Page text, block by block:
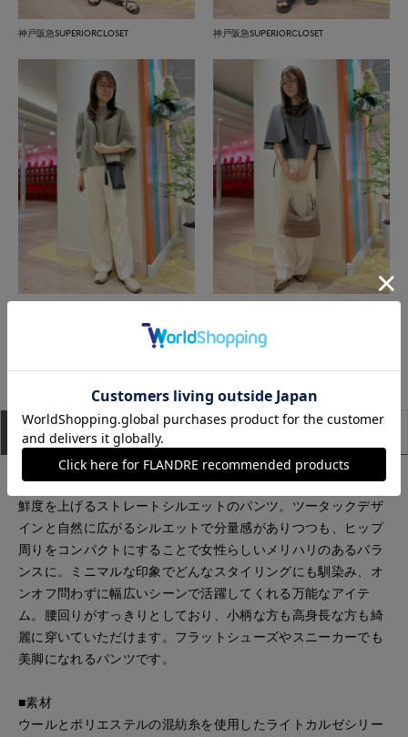
神戸阪急SUPERIORCLOSET 神戸阪急SUPERIORCLOSET
もっと見る
アイテム説明 サイズ詳細
■デザイン
鮮度を上げるストレートシルエットのパンツ。ツータックデザ
インと自然に広がるシルエットで分量感がありつつも、ヒップ
周りをコンパクトにすることで女性らしいメリハリのあるバラ
ンスに。ミニマルな印象でどんなスタイリングにも馴染み、オ
ンオフ問わずに幅広いシーンで活躍してくれる万能なアイテ
ム。腰回りがすっきりとしており、小柄な方も高身長な方も綺
麗に穿いていただけます。フラットシューズやスニーカーでも
美脚になれるパンツです。
■素材
ウールとポリエステルの混紡糸を使用したライトカルゼシリー